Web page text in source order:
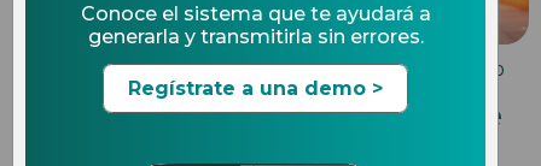
AUDITORIAS 19.03.2020
7 funciones clave del agente
Conoce el sistema que te ayudará a
generarla y transmitirla sin errores.
Regístrate a una demo >